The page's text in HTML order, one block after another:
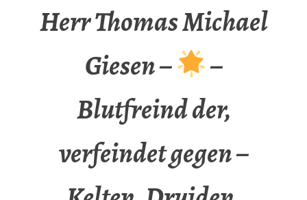
Herr Thomas Michael
Giesen –
–
Blutfreind der,
verfeindet gegen –